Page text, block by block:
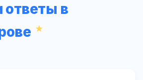
ответы в